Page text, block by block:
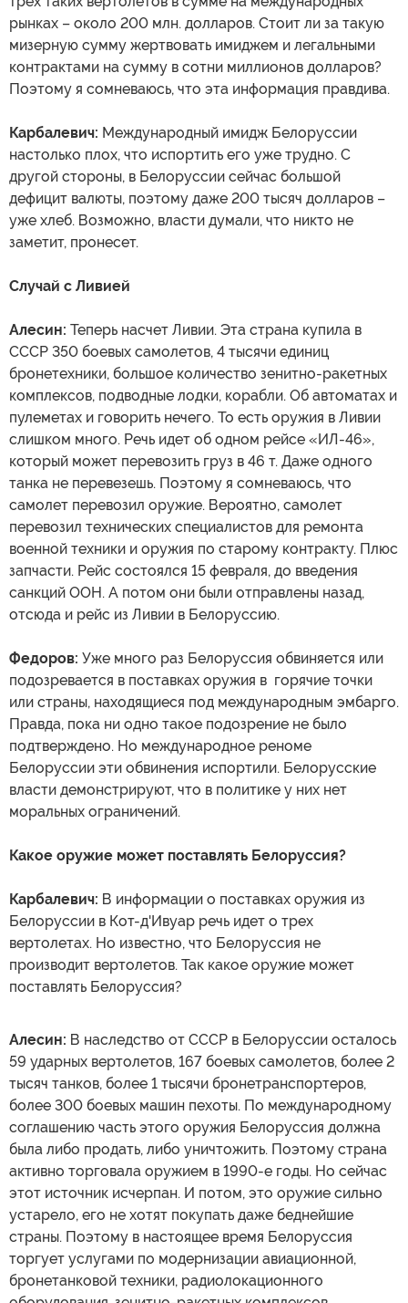
рынках – около 200 млн. долларов. Стоит ли за такую
мизерную сумму жертвовать имиджем и легальными
контрактами на сумму в сотни миллионов долларов?
Поэтому я сомневаюсь, что эта информация правдива.
Карбалевич: Международный имидж Белоруссии
настолько плох, что испортить его уже трудно. С
другой стороны, в Белоруссии сейчас большой
дефицит валюты, поэтому даже 200 тысяч долларов –
уже хлеб. Возможно, власти думали, что никто не
заметит, пронесет.
Случай с Ливией
Алесин: Теперь насчет Ливии. Эта страна купила в
СССР 350 боевых самолетов, 4 тысячи единиц
бронетехники, большое количество зенитно-ракетных
комплексов, подводные лодки, корабли. Об автоматах и
пулеметах и говорить нечего. То есть оружия в Ливии
слишком много. Речь идет об одном рейсе «ИЛ-46»,
который может перевозить груз в 46 т. Даже одного
танка не перевезешь. Поэтому я сомневаюсь, что
самолет перевозил оружие. Вероятно, самолет
перевозил технических специалистов для ремонта
военной техники и оружия по старому контракту. Плюс
запчасти. Рейс состоялся 15 февраля, до введения
санкций ООН. А потом они были отправлены назад,
отсюда и рейс из Ливии в Белоруссию.
Федоров: Уже много раз Белоруссия обвиняется или
подозревается в поставках оружия в горячие точки
или страны, находящиеся под международным эмбарго.
Правда, пока ни одно такое подозрение не было
подтверждено. Но международное реноме
Белоруссии эти обвинения испортили. Белорусские
власти демонстрируют, что в политике у них нет
моральных ограничений.
Какое оружие может поставлять Белоруссия?
Карбалевич: В информации о поставках оружия из
Белоруссии в Кот-д'Ивуар речь идет о трех
вертолетах. Но известно, что Белоруссия не
производит вертолетов. Так какое оружие может
поставлять Белоруссия?
Алесин: В наследство от СССР в Белоруссии осталось
59 ударных вертолетов, 167 боевых самолетов, более 2
тысяч танков, более 1 тысячи бронетранспортеров,
более 300 боевых машин пехоты. По международному
соглашению часть этого оружия Белоруссия должна
была либо продать, либо уничтожить. Поэтому страна
активно торговала оружием в 1990-е годы. Но сейчас
этот источник исчерпан. И потом, это оружие сильно
устарело, его не хотят покупать даже беднейшие
страны. Поэтому в настоящее время Белоруссия
торгует услугами по модернизации авиационной,
бронетанковой техники, радиолокационного